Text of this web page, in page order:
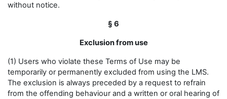
without notice.
§ 6
Exclusion from use
(1) Users who violate these Terms of Use may be
temporarily or permanently excluded from using the LMS.
The exclusion is always preceded by a request to refrain
from the offending behaviour and a written or oral hearing of